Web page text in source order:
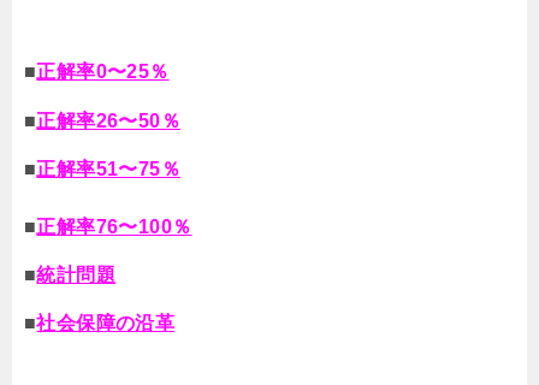
■正解率0〜25％
■正解率26〜50％
■正解率51〜75％
■正解率76〜100％
■統計問題
■社会保障の沿革